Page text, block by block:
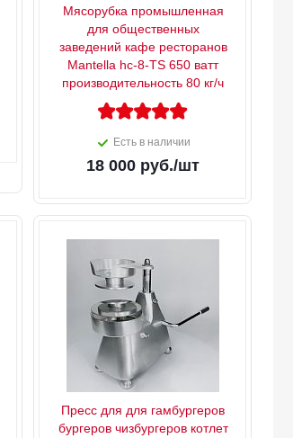
Мясорубка промышленная
для общественных
заведений кафе ресторанов
Mantella hc-8-TS 650 ватт
производительность 80 кг/ч
Есть в наличии
18 000 руб./шт
Пресс для для гамбургеров
бургеров чизбургеров котлет